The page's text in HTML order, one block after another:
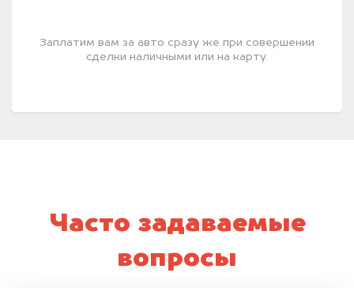
Заплатим вам за авто сразу же при совершении
сделки наличными или на карту.
Часто задаваемые
вопросы